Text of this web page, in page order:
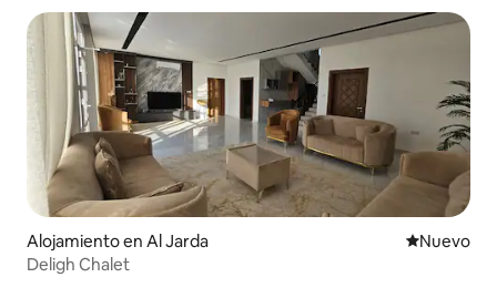
Alojamiento en Al Jarda Lugar
Nuevo
Deligh Chalet